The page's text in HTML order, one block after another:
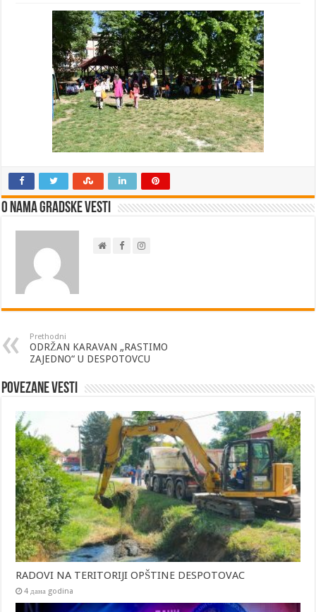
O nama Gradske Vesti
Prethodni
ODRŽAN KARAVAN „RASTIMO
ZAJEDNO“ U DESPOTOVCU
Povezane vesti
RADOVI NA TERITORIJI OPŠTINE DESPOTOVAC
4 дана godina